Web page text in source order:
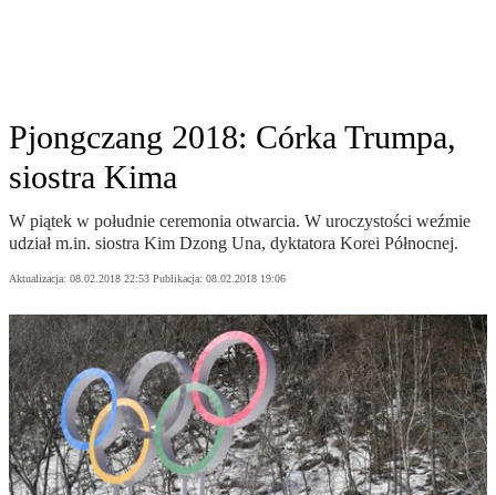
Pjongczang 2018: Córka Trumpa,
siostra Kima
W piątek w południe ceremonia otwarcia. W uroczystości weźmie
udział m.in. siostra Kim Dzong Una, dyktatora Korei Północnej.
Aktualizacja: 08.02.2018 22:53 Publikacja: 08.02.2018 19:06